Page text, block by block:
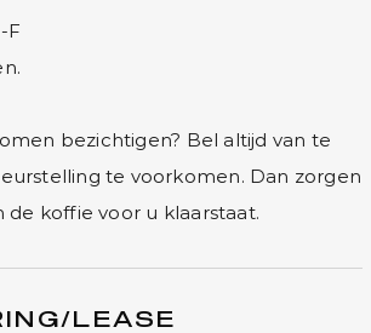
F
bezichtigen? Bel altijd van te
te voorkomen. Dan zorgen
de koffie voor u klaarstaat.
LEASE